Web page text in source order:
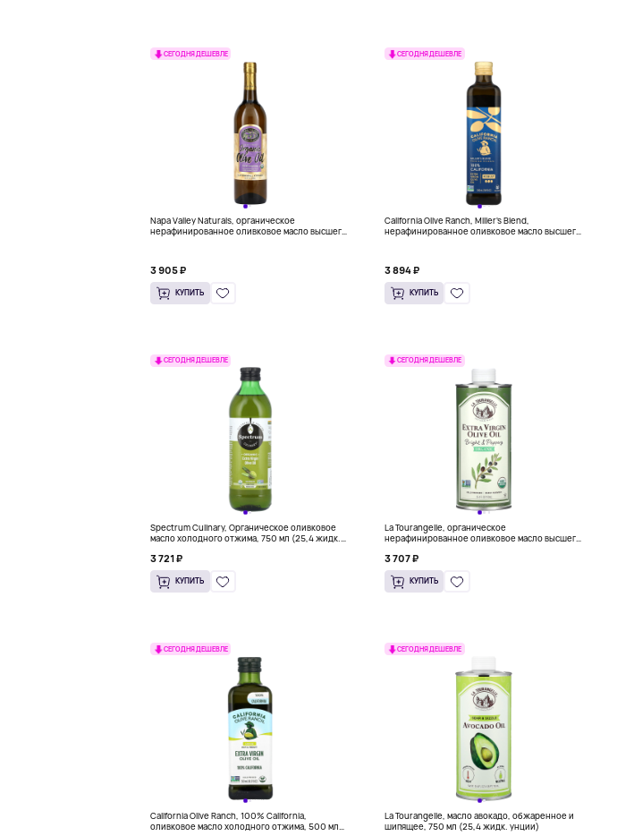
СЕГОДНЯ ДЕШЕВЛЕ
Napa Valley Naturals, органическое
нерафинированное оливковое масло высшего
3 905 ₽
КУПИТЬ
СЕГОДНЯ ДЕШЕВЛЕ
California Olive Ranch, Miller's Blend,
нерафинированное оливковое масло высшего
3 894 ₽
КУПИТЬ
СЕГОДНЯ ДЕШЕВЛЕ
Spectrum Culinary, Органическое оливковое
масло холодного отжима, 750 мл (25,4 жидк.
3 721 ₽
КУПИТЬ
СЕГОДНЯ ДЕШЕВЛЕ
La Tourangelle, органическое
нерафинированное оливковое масло высшего
(25,4 жидк. унции)
3 707 ₽
КУПИТЬ
СЕГОДНЯ ДЕШЕВЛЕ
California Olive Ranch, 100% California,
оливковое масло холодного отжима, 500 мл
СЕГОДНЯ ДЕШЕВЛЕ
La Tourangelle, масло авокадо, обжаренное и
шипящее, 750 мл (25,4 жидк. унции)